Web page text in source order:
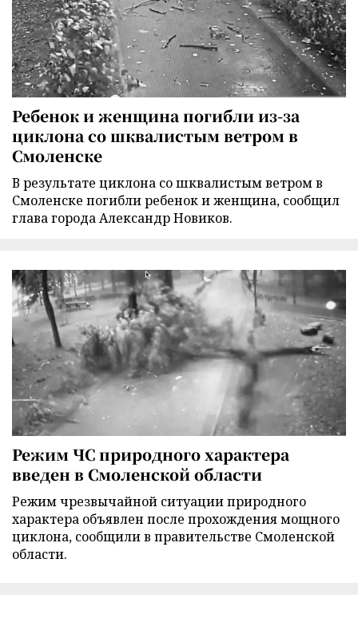
Ребенок и женщина погибли из-за
циклона со шквалистым ветром в
Смоленске
В результате циклона со шквалистым ветром в
Смоленске погибли ребенок и женщина, сообщил
глава города Александр Новиков.
Режим ЧС природного характера
введен в Смоленской области
Режим чрезвычайной ситуации природного
характера объявлен после прохождения мощного
циклона, сообщили в правительстве Смоленской
области.